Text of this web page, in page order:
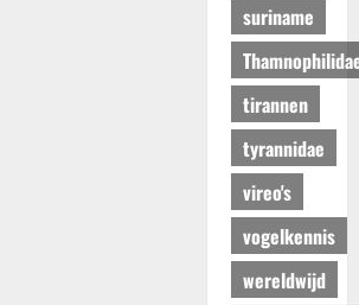
suriname
tirannen
tyrannidae
vireo's
vogelkennis
wereldwijd